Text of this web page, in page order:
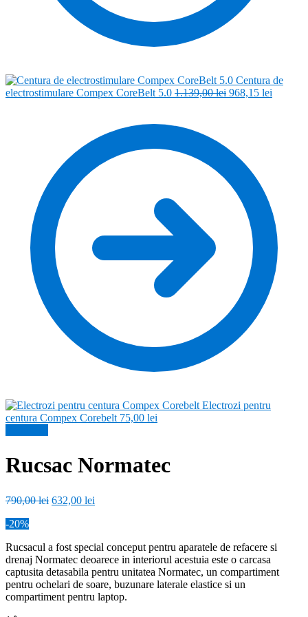
Centura de
electrostimulare Compex CoreBelt 5.0 1.139,00lei Prețul
968,15 lei
Electrozi pentru
centura Compex Corebelt 75,00 lei
Rucsac Normatec
790,00lei Prețul
790,00 lei.
632,00 lei
-20%
Rucsacul a fost special conceput pentru aparatele de refacere si
drenaj Normatec deoarece in interiorul acestuia este o carcasa
captusita detasabila pentru unitatea Normatec, un compartiment
pentru ochelari de soare, buzunare laterale elastice si un
compartiment pentru laptop.